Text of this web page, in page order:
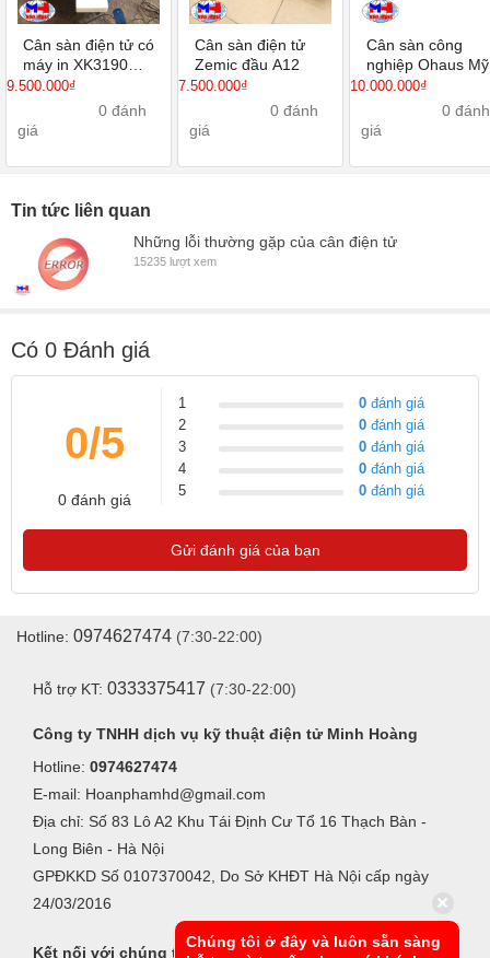
Cân sàn điện tử có
máy in XK3190
A9P
9.500.000₫
0 đánh
giá
Cân sàn điện tử
Zemic đầu A12
7.500.000₫
0 đánh
giá
Cân sàn công
nghiệp Ohaus Mỹ
10.000.000₫
0 đánh
giá
Tin tức liên quan
Những lỗi thường gặp của cân điện tử
15235 lượt xem
Có 0 Đánh giá
0/5
0 đánh giá
1 0 đánh giá
2
0 đánh giá
3
0 đánh giá
4
0 đánh giá
5
0 đánh giá
Gửi đánh giá của bạn
Hotline: 0974627474 (7:30-22:00)
Hỗ trợ KT: 0333375417 (7:30-22:00)
Công ty TNHH dịch vụ kỹ thuật điện tử Minh Hoàng
Hotline: 0974627474
E-mail: Hoanphamhd@gmail.com
Địa chỉ: Số 83 Lô A2 Khu Tái Định Cư Tổ 16 Thạch Bàn -
Long Biên - Hà Nội
GPĐKKD Số 0107370042, Do Sở KHĐT Hà Nội cấp ngày
24/03/2016
Kết nối với chúng tôi
Chúng tôi ở đây và luôn sẵn sàng